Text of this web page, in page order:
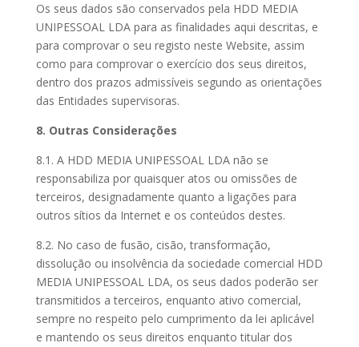
Os seus dados são conservados pela HDD MEDIA
UNIPESSOAL LDA para as finalidades aqui descritas, e
para comprovar o seu registo neste Website, assim
como para comprovar o exercício dos seus direitos,
dentro dos prazos admissíveis segundo as orientações
das Entidades supervisoras.
8. Outras Considerações
8.1. A HDD MEDIA UNIPESSOAL LDA não se
responsabiliza por quaisquer atos ou omissões de
terceiros, designadamente quanto a ligações para
outros sítios da Internet e os conteúdos destes.
8.2. No caso de fusão, cisão, transformação,
dissolução ou insolvência da sociedade comercial HDD
MEDIA UNIPESSOAL LDA, os seus dados poderão ser
transmitidos a terceiros, enquanto ativo comercial,
sempre no respeito pelo cumprimento da lei aplicável
e mantendo os seus direitos enquanto titular dos